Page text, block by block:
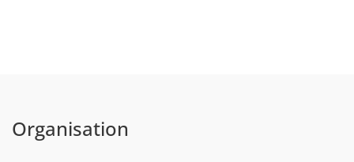
Organisation